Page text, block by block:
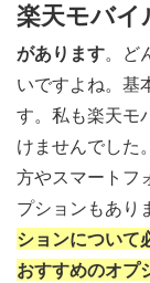
楽天モバイ
があります。ど
いですよね。基
す。私も楽天モ
けませんでした
方やスマートフ
プションもあり
ションについて
おすすめのオプ